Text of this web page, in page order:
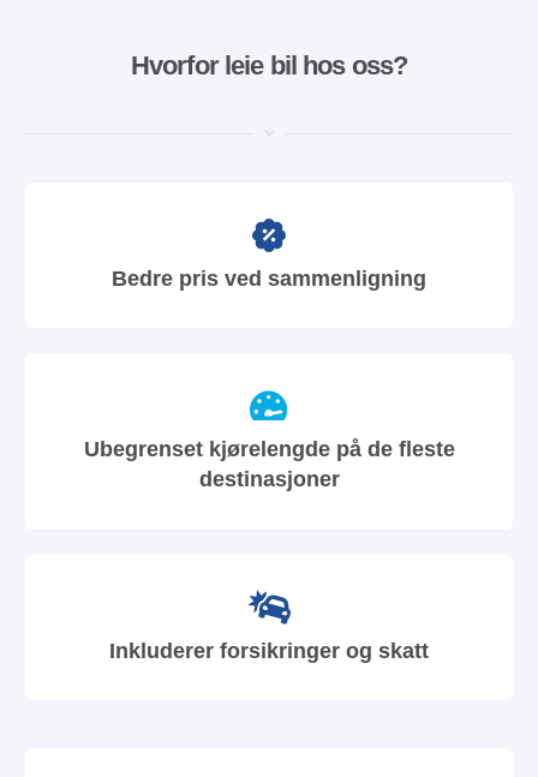
Hvorfor leie bil hos oss?
Bedre pris ved sammenligning
Ubegrenset kjørelengde på de fleste
destinasjoner
Inkluderer forsikringer og skatt